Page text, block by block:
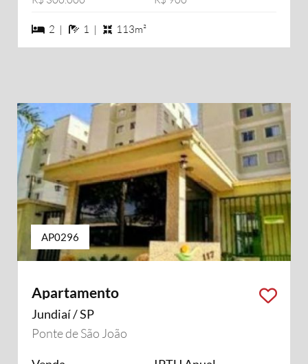
2 dormiórios
2 | 1 banheiros
1 | 113m²
AP0296
Apartamento
Jundiaí / SP
Ponte de São João